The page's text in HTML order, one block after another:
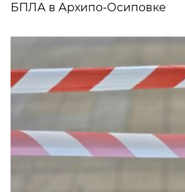
БПЛА в Архипо-Осиповке